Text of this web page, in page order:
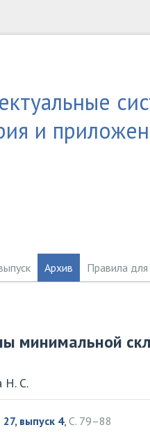
и
Архив Правила
минимальной
Н. С.
выпуск 4, С. 79–88